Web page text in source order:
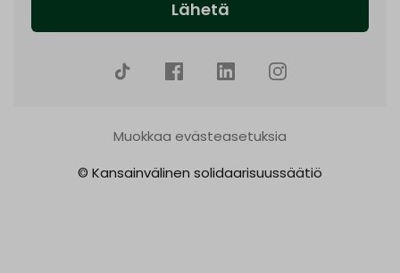
Muokkaa evästeasetuksia
© Kansainvälinen solidaarisuussäätiö